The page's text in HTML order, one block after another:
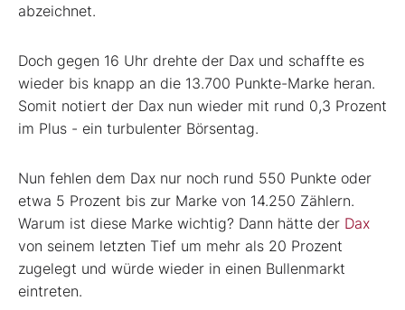
abzeichnet.
Doch gegen 16 Uhr drehte der Dax und schaffte es
wieder bis knapp an die 13.700 Punkte-Marke heran.
Somit notiert der Dax nun wieder mit rund 0,3 Prozent
im Plus - ein turbulenter Börsentag.
Nun fehlen dem Dax nur noch rund 550 Punkte oder
etwa 5 Prozent bis zur Marke von 14.250 Zählern.
Warum ist diese Marke wichtig? Dann hätte der Dax
von seinem letzten Tief um mehr als 20 Prozent
zugelegt und würde wieder in einen Bullenmarkt
eintreten.